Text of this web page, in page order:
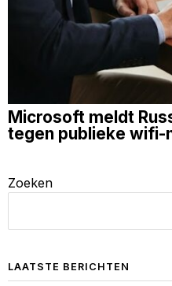
Microsoft meldt
tegen publieke
Zoeken
LAATSTE BERICHTEN